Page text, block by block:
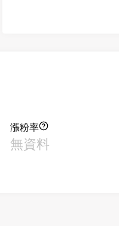
漲粉率
無資料